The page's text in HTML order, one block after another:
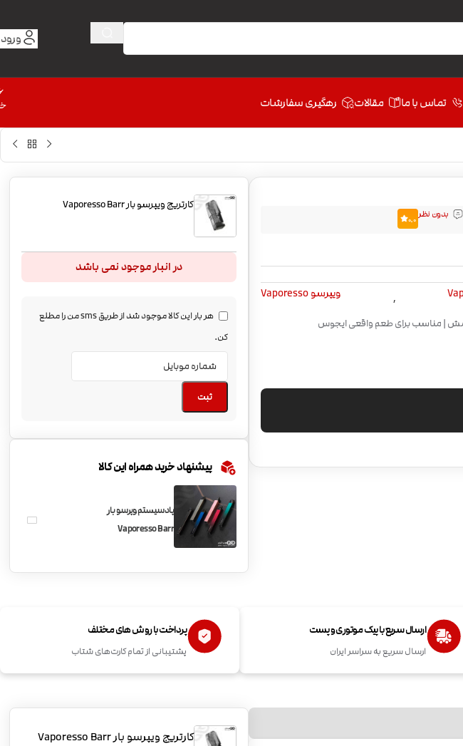
تماس با ما مقالات رهگیری سفارشات
بدون نظر 0.0
, ویپرسو Vaporesso
کارتریج ویپرسو بار Vaporesso Barr
در انبار موجود نمی باشد
هر بار این کالا موجود شد از طریق sms من را مطلع
کن.
ثبت
پیشنهاد خرید همراه این کالا
پادسیستم وپرسو بار
Vaporesso Barr
ارسال سریع با پیک موتوری و پست
ارسال سریع به سراسر ایران
پرداخت با روش های مختلف
پشتیبانی از تمام کارت‌های شتاب
کارتریج ویپرسو بار Vaporesso Barr